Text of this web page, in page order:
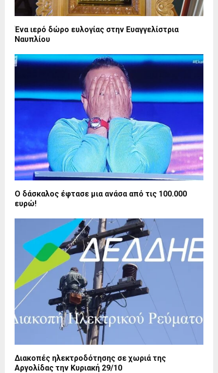
Ένα ιερό δώρο ευλογίας στην Ευαγγελίστρια
Ναυπλίου
Ο δάσκαλος έφτασε μια ανάσα από τις 100.000
ευρώ!
Διακοπές ηλεκτροδότησης σε χωριά της
Αργολίδας την Κυριακή 29/10